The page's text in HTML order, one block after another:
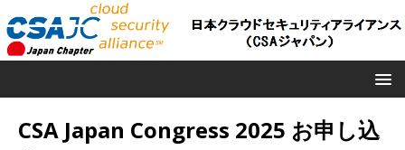
CSA Japan Congress 2025 お申し込